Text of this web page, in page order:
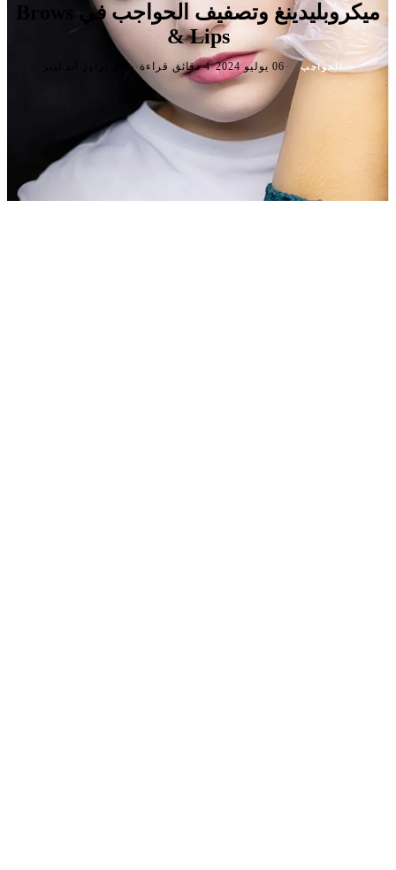
ميكروبلیدينغ وتصفيف الحواجب في Brows
& Lips
الحواجب · 06 يوليو 2024 ·4 دقائق قراءة ·بقلم براوز آند ليبز